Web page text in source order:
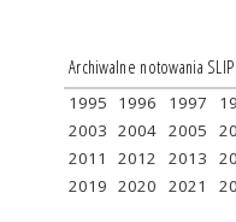
Archiwalne notowania SLIP
1995 1996 1997
2003 2004 2005
2011
2012 2013
2019 2020 2021